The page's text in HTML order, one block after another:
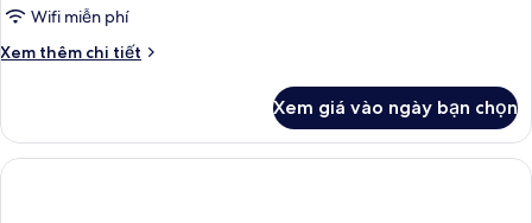
Wifi miễn phí
Xem thêm chi tiết
Chi
Phòng
Xem giá vào ngày bạn chọn